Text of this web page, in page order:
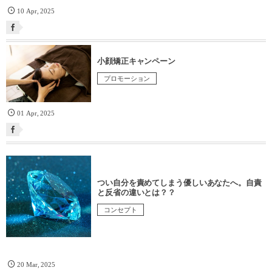
10 Apr,2025
小顔矯正キャンペーン
プロモーション
01 Apr,2025
つい自分を責めてしまう優しいあなたへ。自責
と反省の違いとは？？
コンセプト
20 Mar,2025